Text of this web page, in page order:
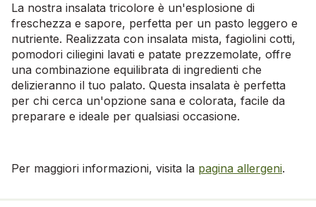
La nostra insalata tricolore è un'esplosione di
freschezza e sapore, perfetta per un pasto leggero e
nutriente. Realizzata con insalata mista, fagiolini cotti,
pomodori ciliegini lavati e patate prezzemolate, offre
una combinazione equilibrata di ingredienti che
delizieranno il tuo palato. Questa insalata è perfetta
per chi cerca un'opzione sana e colorata, facile da
preparare e ideale per qualsiasi occasione.
Per maggiori informazioni, visita la pagina allergeni.